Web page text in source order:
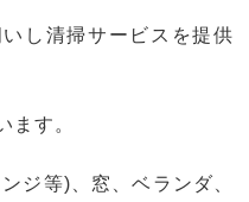
し清掃サービスを提供
ます。
ジ等)、窓、ベランダ、